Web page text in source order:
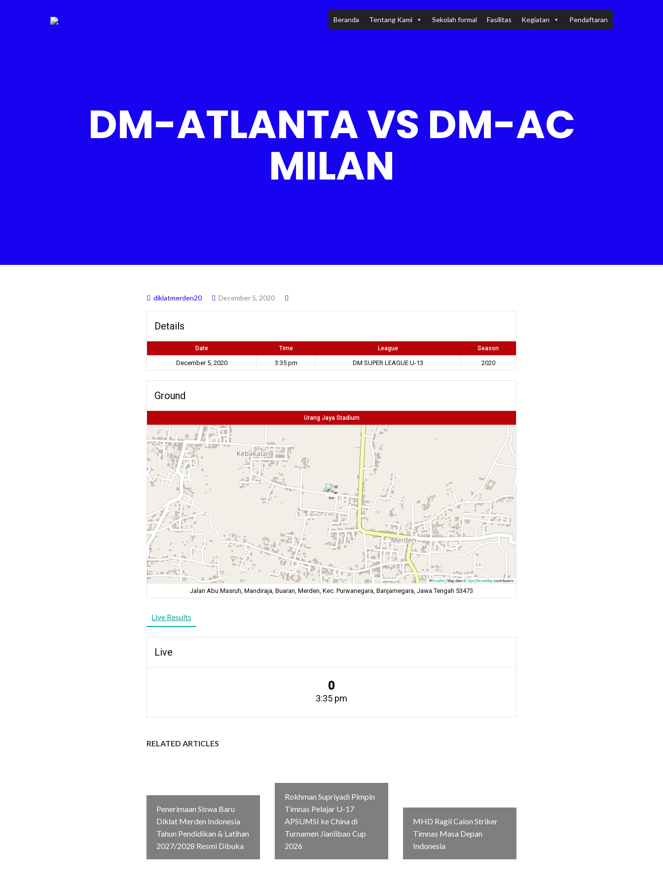
Beranda Tentang Kami Sekolah formal Fasilitas Kegiatan Pendaftaran
DM-ATLANTA VS DM-AC
MILAN
diklatmerden20 December 5, 2020
Details
Date Time League Season
December 5, 2020 3:35 pm DM SUPER LEAGUE U-13 2020
Ground
Urang Jaya Stadium
Leaflet|Map data ©OpenStreetMapcontributors
Jalan Abu Masruh, Mandiraja, Buaran, Merden, Kec. Purwanegara, Banjarnegara, Jawa Tengah 53473
Live Results
Live
0
3:35 pm
RELATED ARTICLES
Penerimaan Siswa Baru
Diklat Merden Indonesia
Tahun Pendidikan & Latihan
2027/2028 Resmi Dibuka
Rokhman Supriyadi Pimpin
Timnas Pelajar U-17
APSUMSI ke China di
Turnamen Jianlibao Cup
2026
MHD Ragil Calon Striker
Timnas Masa Depan
Indonesia